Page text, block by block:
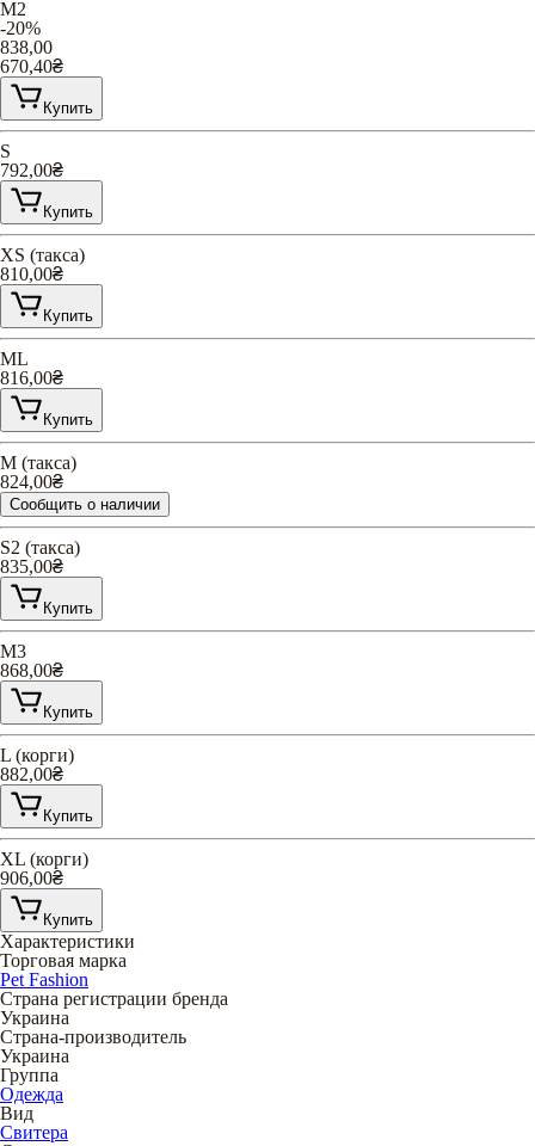
М2
-20%
838,00
670,40₴
Купить
S
792,00₴
Купить
XS (такса)
810,00₴
Купить
ML
816,00₴
Купить
M (такса)
824,00₴
Сообщить о наличии
S2 (такса)
835,00₴
Купить
М3
868,00₴
Купить
L (корги)
882,00₴
Купить
XL (корги)
906,00₴
Купить
Характеристики
Торговая марка
Pet Fashion
Страна регистрации бренда
Украина
Страна-производитель
Украина
Группа
Одежда
Вид
Свитера